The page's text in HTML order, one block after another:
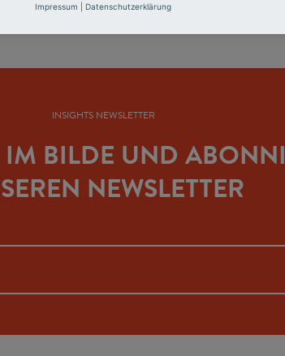
INSIGHTS NEWSLETTER
IM BILDE UND
NEWSLETTER
Impressum Datenschutzerklärung